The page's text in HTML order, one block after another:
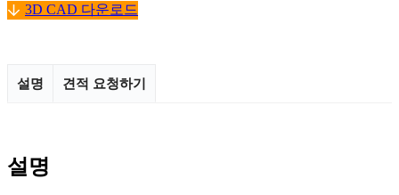
3D CAD 다운로드
설명 견적 요청하기
설명